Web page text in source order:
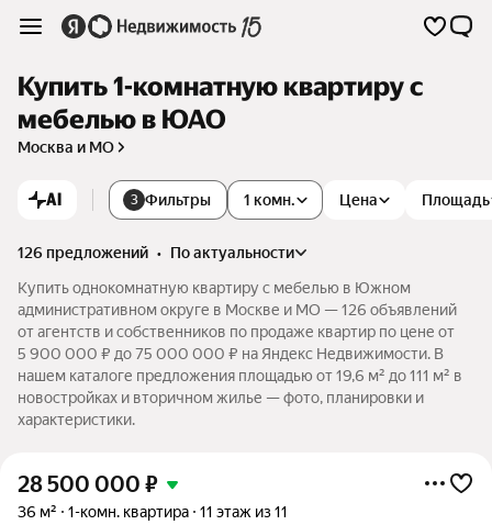
Купить 1-комнатную квартиру с
мебелью в ЮАО
Москва и МО
AI 3 Фильтры 1 комн. Цена Площадь
126 предложений •
по актуальности
Купить однокомнатную квартиру с мебелью в Южном
административном округе в Москве и МО — 126 объявлений
от агентств и собственников по продаже квартир по цене от
5 900 000 ₽ до 75 000 000 ₽ на Яндекс Недвижимости. В
нашем каталоге предложения площадью от 19,6 м² до 111 м² в
новостройках и вторичном жилье — фото, планировки и
характеристики.
28 500 000 ₽
36 м² 1-комн. квартира 11 этаж из 11